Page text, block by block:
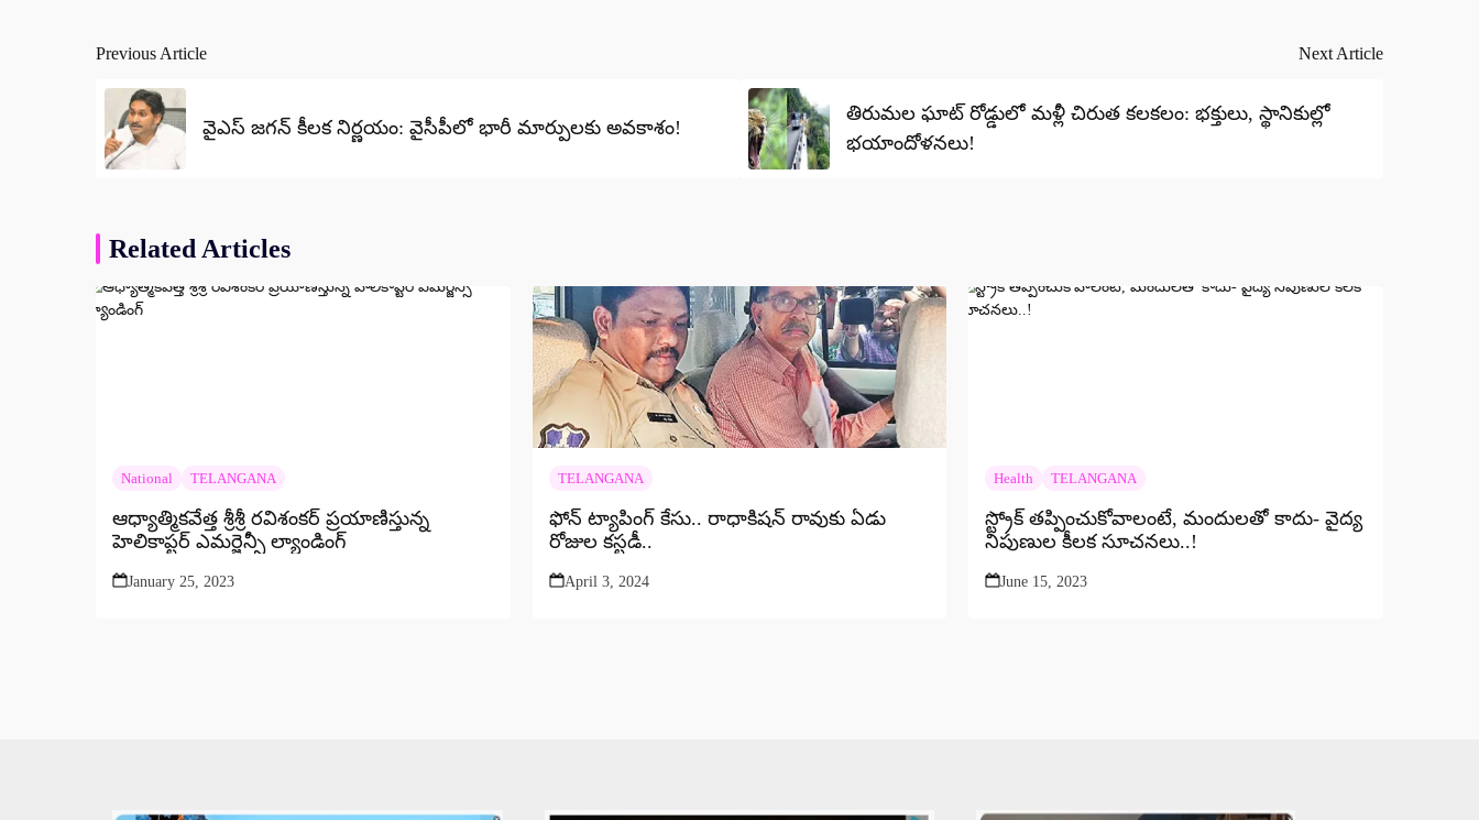
Post
navigation
Previous Article
వైఎస్ జగన్ కీలక నిర్ణయం: వైసీపీలో భారీ మార్పులకు అవకాశం!
Next Article
తిరుమల ఘాట్ రోడ్డులో మళ్లీ చిరుత కలకలం: భక్తులు, స్థానికుల్లో
భయాందోళనలు!
Related Articles
National TELANGANA
ఆధ్యాత్మికవేత్త శ్రీశ్రీ రవిశంకర్‌ ప్రయాణిస్తున్న
హెలికాప్టర్ ఎమర్జెన్సీ ల్యాండింగ్
January 25, 2023
TELANGANA
ఫోన్ ట్యాపింగ్ కేసు.. రాధాకిషన్ రావుకు ఏడు
రోజుల కస్టడీ..
April 3, 2024
Health TELANGANA
స్ట్రోక్ తప్పించుకోవాలంటే, మందులతో కాదు- వైద్య
నిపుణుల కీలక సూచనలు..!
June 15, 2023